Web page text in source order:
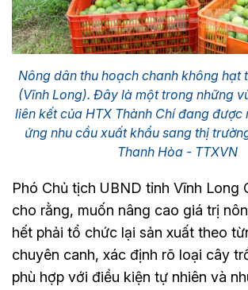
Nông dân thu hoạch chanh không hạt
(Vĩnh Long). Đây là một trong những
liên kết của HTX Thành Chí đang được
ứng nhu cầu xuất khẩu sang thị
Thanh Hòa - TTXVN
Phó Chủ tịch UBND tỉnh Vĩnh Long
cho rằng, muốn nâng cao giá trị
hết phải tổ chức lại sản xuất theo
chuyên canh, xác định rõ loại cây
phù hợp với điều kiện tự nhiên và